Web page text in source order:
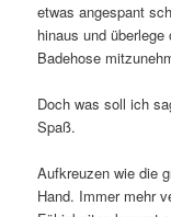
etwas angespant
hinaus und
Badehose
Doch was soll ich
Spaß.
Aufkreuzen wie die
Hand. Immer mehr